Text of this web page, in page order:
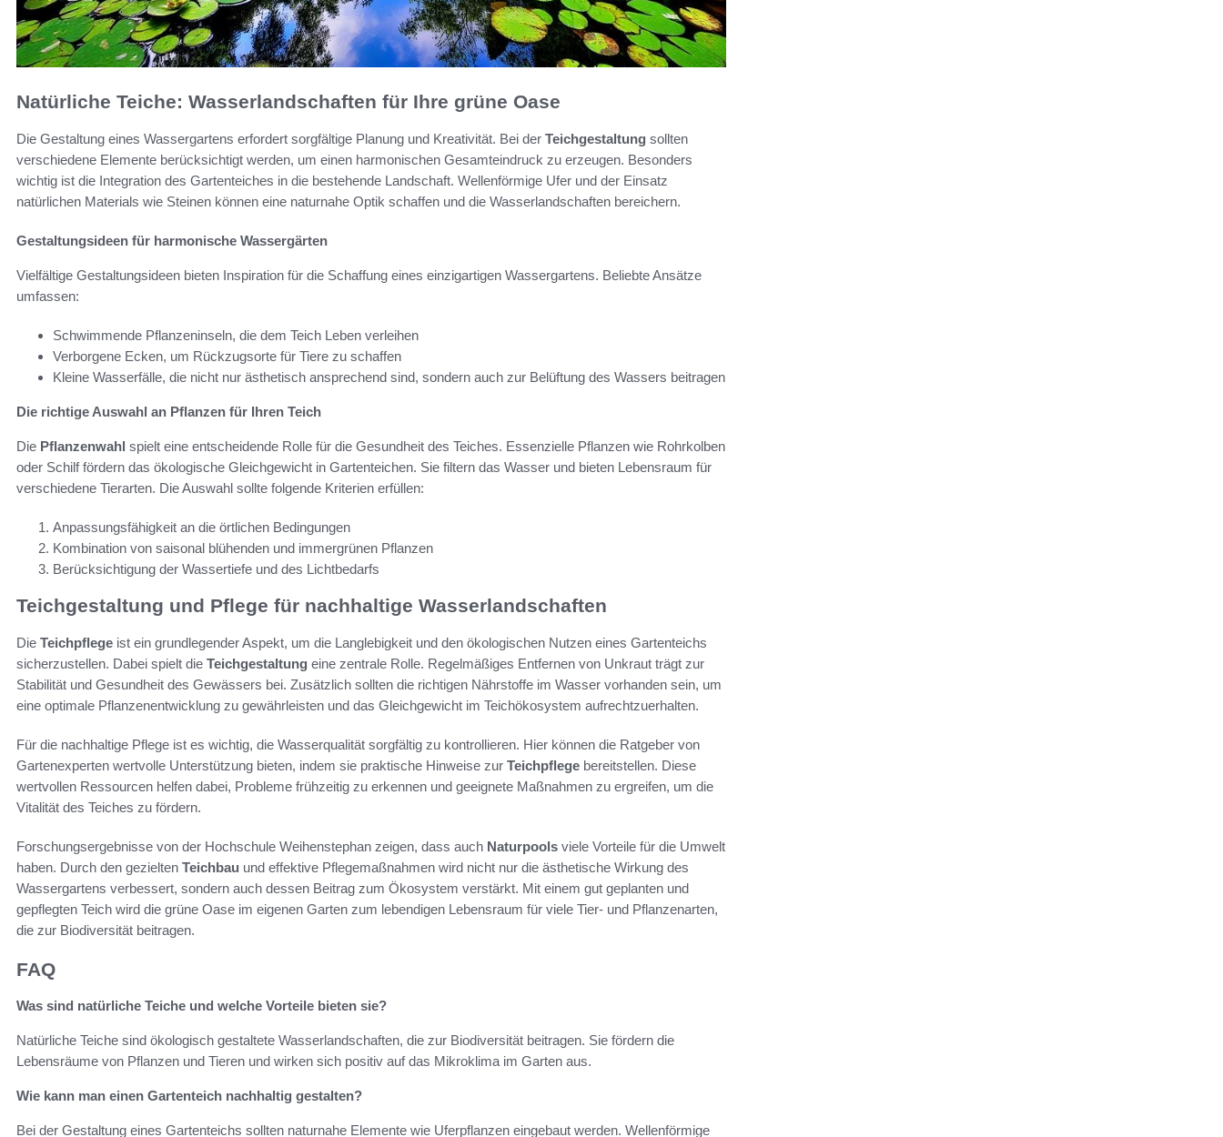
Natürliche Teiche: Wasserlandschaften für Ihre grüne Oase
Die Gestaltung eines Wassergartens erfordert sorgfältige Planung und Kreativität. Bei der Teichgestaltung sollten
verschiedene Elemente berücksichtigt werden, um einen harmonischen Gesamteindruck zu erzeugen. Besonders
wichtig ist die Integration des Gartenteiches in die bestehende Landschaft. Wellenförmige Ufer und der Einsatz
natürlichen Materials wie Steinen können eine naturnahe Optik schaffen und die Wasserlandschaften bereichern.
Gestaltungsideen für harmonische Wassergärten
Vielfältige Gestaltungsideen bieten Inspiration für die Schaffung eines einzigartigen Wassergartens. Beliebte Ansätze
umfassen:
Schwimmende Pflanzeninseln, die dem Teich Leben verleihen
Verborgene Ecken, um Rückzugsorte für Tiere zu schaffen
Kleine Wasserfälle, die nicht nur ästhetisch ansprechend sind, sondern auch zur Belüftung des Wassers beitragen
Die richtige Auswahl an Pflanzen für Ihren Teich
Die Pflanzenwahl spielt eine entscheidende Rolle für die Gesundheit des Teiches. Essenzielle Pflanzen wie Rohrkolben
oder Schilf fördern das ökologische Gleichgewicht in Gartenteichen. Sie filtern das Wasser und bieten Lebensraum für
verschiedene Tierarten. Die Auswahl sollte folgende Kriterien erfüllen:
Anpassungsfähigkeit an die örtlichen Bedingungen
Kombination von saisonal blühenden und immergrünen Pflanzen
Berücksichtigung der Wassertiefe und des Lichtbedarfs
Teichgestaltung und Pflege für nachhaltige Wasserlandschaften
Die Teichpflege ist ein grundlegender Aspekt, um die Langlebigkeit und den ökologischen Nutzen eines Gartenteichs
sicherzustellen. Dabei spielt die Teichgestaltung eine zentrale Rolle. Regelmäßiges Entfernen von Unkraut trägt zur
Stabilität und Gesundheit des Gewässers bei. Zusätzlich sollten die richtigen Nährstoffe im Wasser vorhanden sein, um
eine optimale Pflanzenentwicklung zu gewährleisten und das Gleichgewicht im Teichökosystem aufrechtzuerhalten.
Für die nachhaltige Pflege ist es wichtig, die Wasserqualität sorgfältig zu kontrollieren. Hier können die Ratgeber von
Gartenexperten wertvolle Unterstützung bieten, indem sie praktische Hinweise zur Teichpflege bereitstellen. Diese
wertvollen Ressourcen helfen dabei, Probleme frühzeitig zu erkennen und geeignete Maßnahmen zu ergreifen, um die
Vitalität des Teiches zu fördern.
Forschungsergebnisse von der Hochschule Weihenstephan zeigen, dass auch Naturpools viele Vorteile für die Umwelt
haben. Durch den gezielten Teichbau und effektive Pflegemaßnahmen wird nicht nur die ästhetische Wirkung des
Wassergartens verbessert, sondern auch dessen Beitrag zum Ökosystem verstärkt. Mit einem gut geplanten und
gepflegten Teich wird die grüne Oase im eigenen Garten zum lebendigen Lebensraum für viele Tier- und Pflanzenarten,
die zur Biodiversität beitragen.
FAQ
Was sind natürliche Teiche und welche Vorteile bieten sie?
Natürliche Teiche sind ökologisch gestaltete Wasserlandschaften, die zur Biodiversität beitragen. Sie fördern die
Lebensräume von Pflanzen und Tieren und wirken sich positiv auf das Mikroklima im Garten aus.
Wie kann man einen Gartenteich nachhaltig gestalten?
Bei der Gestaltung eines Gartenteichs sollten naturnahe Elemente wie Uferpflanzen eingebaut werden. Wellenförmige